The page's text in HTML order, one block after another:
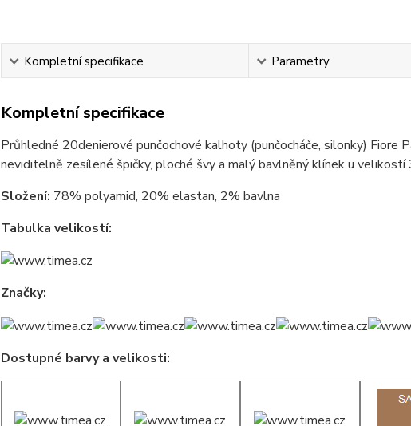
Kompletní specifikace Parametry
Kompletní specifikace
Průhledné 20denierové punčochové kalhoty (punčocháče, silonky) Fiore
neviditelně zesílené špičky, ploché švy a malý bavlněný klínek u velikostí
Složení: 78% polyamid, 20% elastan, 2% bavlna
Tabulka velikostí:
Značky:
Dostupné barvy a velikosti: